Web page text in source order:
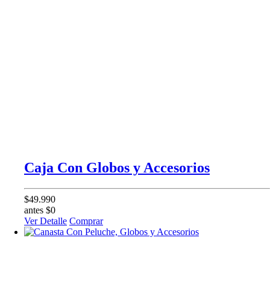
Caja Con Globos y Accesorios
$49.990
antes $0
Ver Detalle Comprar